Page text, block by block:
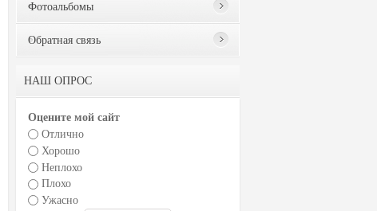
Фотоальбомы
Обратная связь
НАШ ОПРОС
Оцените мой сайт
Отлично
Хорошо
Неплохо
Плохо
Ужасно